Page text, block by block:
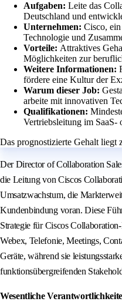
Aufgaben: Leite das
Deutschland und
Unternehmen: Cisco,
Technologie und
Vorteile: Attraktives
Möglichkeiten zur
Weitere Informationen:
fördere eine Kultur der
Warum dieser Job:
arbeite mit innovativen
Qualifikationen:
Vertriebsleitung im SaaS-
Das prognostizierte Gehalt liegt
Der Director of Collaboration
die Leitung von Ciscos
Umsatzwachstum, die
Kundenbindung voran. Diese
Strategie für Ciscos
Webex, Telefonie, Meetings,
Geräte, während sie
funktionsübergreifenden
Wesentliche